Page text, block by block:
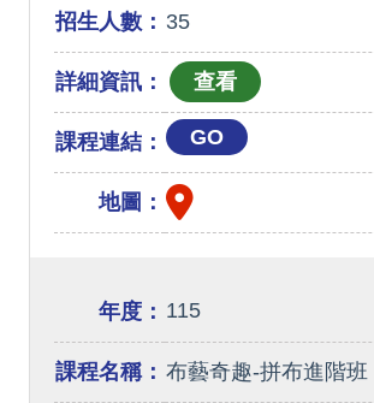
招生人數： 35
詳細資訊：
課程連結： GO
地圖：
年度： 115
課程名稱： 布藝奇趣-拼布進階班